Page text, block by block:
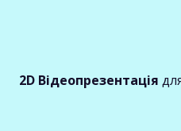
2D Відеопрезентація